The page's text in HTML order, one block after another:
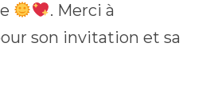
. Merci à
son invitation et sa